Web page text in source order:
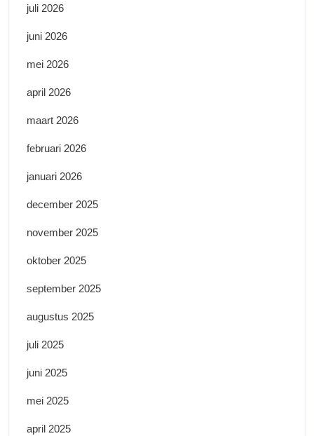
juli 2026
juni 2026
mei 2026
april 2026
maart 2026
februari 2026
januari 2026
december 2025
november 2025
oktober 2025
september 2025
augustus 2025
juli 2025
juni 2025
mei 2025
april 2025